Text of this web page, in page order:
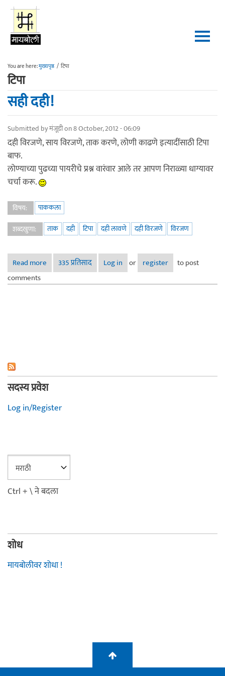
Skip to main content
You are here:मुख्यपृष्ठ / टिपा
टिपा
सही दही!
Submitted byमंजूडीon 8 October, 2012 - 06:09
दही विरजणे, साय विरजणे, ताक करणे, लोणी काढणे इत्यादींसाठी टिपा
बाफ.
लोण्याच्या पुढच्या पायरीचे प्रश्न वारंवार आले तर आपण निराळ्या धाग्यावर
चर्चा करू.
विषय:
पाककला
शब्दखुणा:
ताक दही टिपा दही लावणे दही विरजणे विरजण
Read more about सही दही!
335 प्रतिसाद Log in or register
to post
comments
सदस्य प्रवेश
Log in/Register
Ctrl + \ ने बदला
शोध
मायबोलीवर शोधा !